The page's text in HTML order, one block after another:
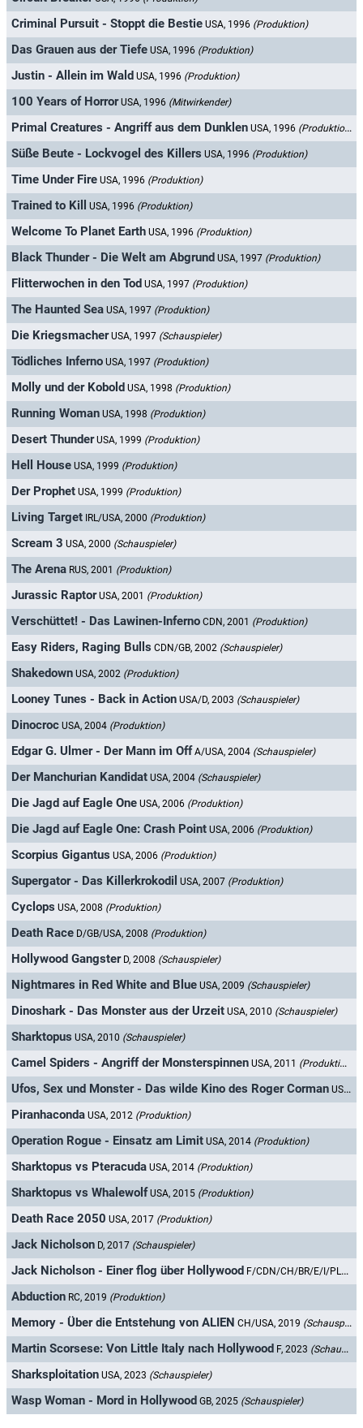
Criminal Pursuit - Stoppt die Bestie USA, 1996 (Produktion)
Das Grauen aus der Tiefe USA, 1996 (Produktion)
Justin - Allein im Wald USA, 1996 (Produktion)
100 Years of Horror USA, 1996 (Mitwirkender)
Primal Creatures - Angriff aus dem Dunklen USA, 1996 (Produktion)
Süße Beute - Lockvogel des Killers USA, 1996 (Produktion)
Time Under Fire USA, 1996 (Produktion)
Trained to Kill USA, 1996 (Produktion)
Welcome To Planet Earth USA, 1996 (Produktion)
Black Thunder - Die Welt am Abgrund USA, 1997 (Produktion)
Flitterwochen in den Tod USA, 1997 (Produktion)
The Haunted Sea USA, 1997 (Produktion)
Die Kriegsmacher USA, 1997 (Schauspieler)
Tödliches Inferno USA, 1997 (Produktion)
Molly und der Kobold USA, 1998 (Produktion)
Running Woman USA, 1998 (Produktion)
Desert Thunder USA, 1999 (Produktion)
Hell House USA, 1999 (Produktion)
Der Prophet USA, 1999 (Produktion)
Living Target IRL/USA, 2000 (Produktion)
Scream 3 USA, 2000 (Schauspieler)
The Arena RUS, 2001 (Produktion)
Jurassic Raptor USA, 2001 (Produktion)
Verschüttet! - Das Lawinen-Inferno CDN, 2001 (Produktion)
Easy Riders, Raging Bulls CDN/GB, 2002 (Schauspieler)
Shakedown USA, 2002 (Produktion)
Looney Tunes - Back in Action USA/D, 2003 (Schauspieler)
Dinocroc USA, 2004 (Produktion)
Edgar G. Ulmer - Der Mann im Off A/USA, 2004 (Schauspieler)
Der Manchurian Kandidat USA, 2004 (Schauspieler)
Die Jagd auf Eagle One USA, 2006 (Produktion)
Die Jagd auf Eagle One: Crash Point USA, 2006 (Produktion)
Scorpius Gigantus USA, 2006 (Produktion)
Supergator - Das Killerkrokodil USA, 2007 (Produktion)
Cyclops USA, 2008 (Produktion)
Death Race D/GB/USA, 2008 (Produktion)
Hollywood Gangster D, 2008 (Schauspieler)
Nightmares in Red White and Blue USA, 2009 (Schauspieler)
Dinoshark - Das Monster aus der Urzeit USA, 2010 (Schauspieler)
Sharktopus USA, 2010 (Schauspieler)
Camel Spiders - Angriff der Monsterspinnen USA, 2011 (Produktion)
Ufos, Sex und Monster - Das wilde Kino des Roger Corman USA, 2011
Piranhaconda USA, 2012 (Produktion)
Operation Rogue - Einsatz am Limit USA, 2014 (Produktion)
Sharktopus vs Pteracuda USA, 2014 (Produktion)
Sharktopus vs Whalewolf USA, 2015 (Produktion)
Death Race 2050 USA, 2017 (Produktion)
Jack Nicholson D, 2017 (Schauspieler)
Jack Nicholson - Einer flog über Hollywood F/CDN/CH/BR/E/I/PL/SA/USA, 2018
Abduction RC, 2019 (Produktion)
Memory - Über die Entstehung von ALIEN CH/USA, 2019 (Schauspieler)
Martin Scorsese: Von Little Italy nach Hollywood F, 2023 (Schauspieler)
Sharksploitation USA, 2023 (Schauspieler)
Wasp Woman - Mord in Hollywood GB, 2025 (Schauspieler)